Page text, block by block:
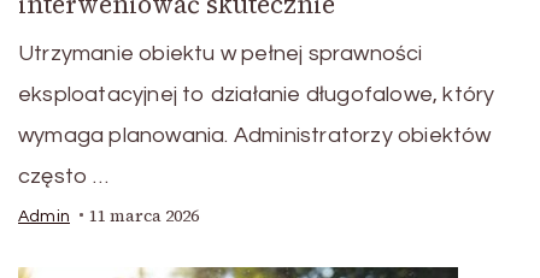
Utrzymanie obiektu w pełnej sprawności
eksploatacyjnej to działanie długofalowe, który
wymaga planowania. Administratorzy obiektów
często …
Admin 11 marca 2026